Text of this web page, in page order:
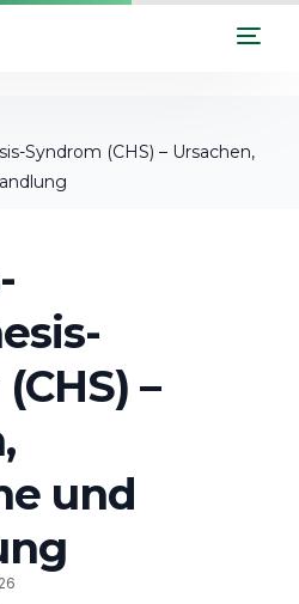
Syndrom (CHS) – Ursachen,
–
und